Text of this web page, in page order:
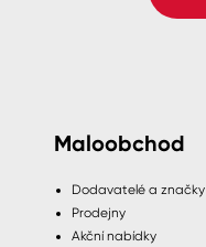
Maloobchod
Dodavatelé a značky
Prodejny
Akční nabídky